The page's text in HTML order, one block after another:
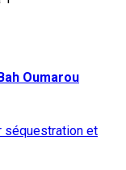
Oumarou
séquestration et